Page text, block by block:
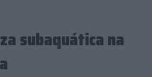
subaquática na